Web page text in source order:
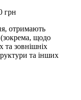
грн
отримають
(зокрема, щодо
та зовнішніх
та інших